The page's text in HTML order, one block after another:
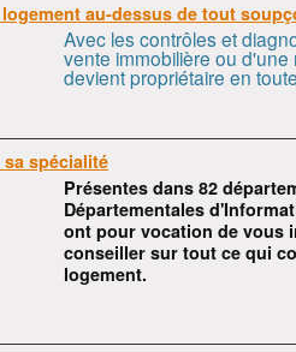
au-dessus de tout
Avec les contrôles et
vente immobilière ou
devient propriétaire en
spécialité
Présentes dans 82
Départementales
ont pour vocation de vous
conseiller sur tout ce qui
logement.